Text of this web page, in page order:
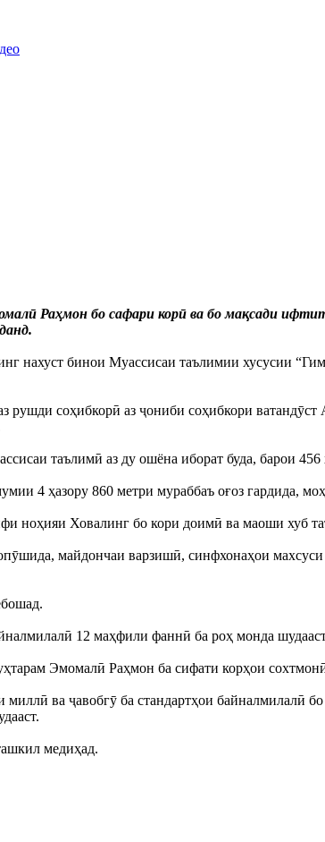
Раҳмон бо сафари корӣ ва бо мақсади
нахуст бинои Муассисаи таълимии хусусии
рушди соҳибкорӣ аз ҷониби соҳибкори
таълимӣ аз ду ошёна иборат буда, барои 456
4 ҳазору 860 метри мураббаъ оғоз гардида,
ноҳияи Ховалинг бо кори доимӣ ва маоши хуб
майдончаи варзишӣ, синфхонаҳои
12 маҳфили фаннӣ ба роҳ монда
Эмомалӣ Раҳмон ба сифати корҳои
ва ҷавобгӯ ба стандартҳои байналмилалӣ
медиҳад.